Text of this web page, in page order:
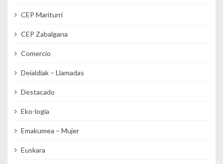
CEP Mariturri
CEP Zabalgana
Comercio
Deialdiak – Llamadas
Destacado
Eko-logia
Emakumea – Mujer
Euskara